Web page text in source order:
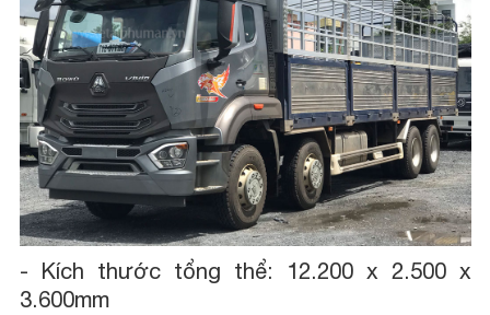
-
Kích thước tổng thể: 12.200 x 2.500 x
3.600mm